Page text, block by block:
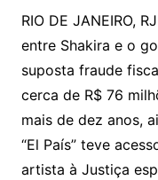
RIO DE JANEIRO,
entre Shakira e o
suposta fraude
cerca de R$ 76
mais de dez anos,
“El País” teve
artista à Justiça